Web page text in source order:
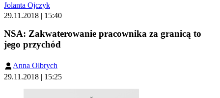
Jolanta Ojczyk
29.11.2018 | 15:40
NSA: Zakwaterowanie pracownika za granicą to
jego przychód
Anna Olbrych
29.11.2018 | 15:25